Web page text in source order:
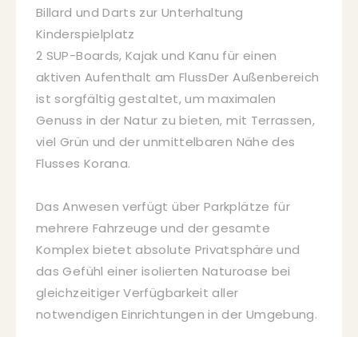
Billard und Darts zur Unterhaltung
Kinderspielplatz
2 SUP-Boards, Kajak und Kanu für einen
aktiven Aufenthalt am FlussDer Außenbereich
ist sorgfältig gestaltet, um maximalen
Genuss in der Natur zu bieten, mit Terrassen,
viel Grün und der unmittelbaren Nähe des
Flusses Korana.
Das Anwesen verfügt über Parkplätze für
mehrere Fahrzeuge und der gesamte
Komplex bietet absolute Privatsphäre und
das Gefühl einer isolierten Naturoase bei
gleichzeitiger Verfügbarkeit aller
notwendigen Einrichtungen in der Umgebung.